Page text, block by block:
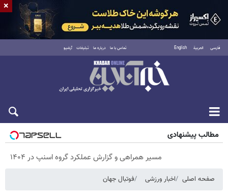
فارسی العربية English تماس با ما درباره ما تبلیغات آرشیو
پنجشنبه ۱۵ مرداد ۱۴۰۵
مطالب پیشنهادی
مسیر همراهی و گزارش عملکرد گروه اسنپ در ۱۴۰۴
صفحه اصلی اخبار ورزشی فوتبال جهان
×